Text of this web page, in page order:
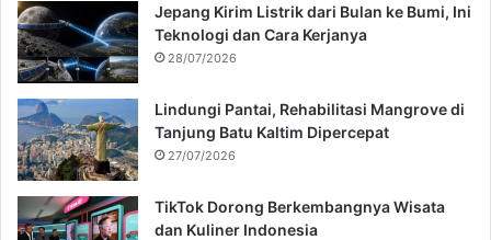
Jepang Kirim Listrik dari Bulan ke Bumi, Ini
Teknologi dan Cara Kerjanya
28/07/2026
Lindungi Pantai, Rehabilitasi Mangrove di
Tanjung Batu Kaltim Dipercepat
27/07/2026
TikTok Dorong Berkembangnya Wisata
dan Kuliner Indonesia